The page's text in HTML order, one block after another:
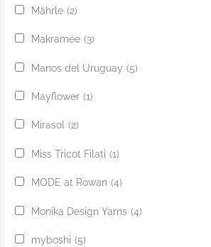
Mährle (2)
Makramée (3)
Manos del Uruguay (5)
Mayflower (1)
Mirasol (2)
Miss Tricot Filati (1)
MODE at Rowan (4)
Monika Design Yarns (4)
myboshi (5)